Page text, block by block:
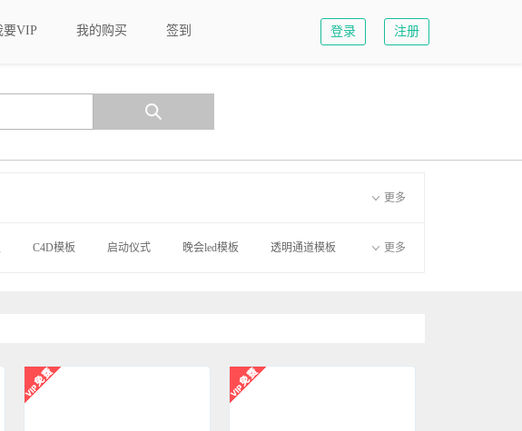
要VIP 我的购买 签到 注册
登录
更多
更多
C4D模板 启动仪式 晚会led模板 透明通道模板